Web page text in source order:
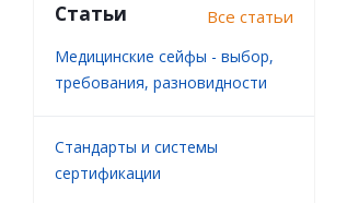
Статьи Все статьи
Медицинские сейфы - выбор,
требования, разновидности
Стандарты и системы
сертификации